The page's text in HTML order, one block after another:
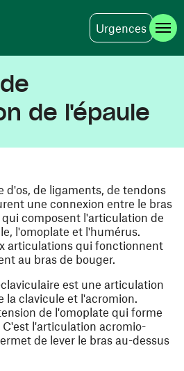
Urgences
de l'épaule
d'os, de ligaments, de tendons
une connexion entre le bras
composent l'articulation de
l'omoplate et l'humérus.
articulations qui fonctionnent
au bras de bouger.
est une articulation
la clavicule et l'acromion.
de l'omoplate qui forme
l'articulation acromio-
de lever le bras au-dessus